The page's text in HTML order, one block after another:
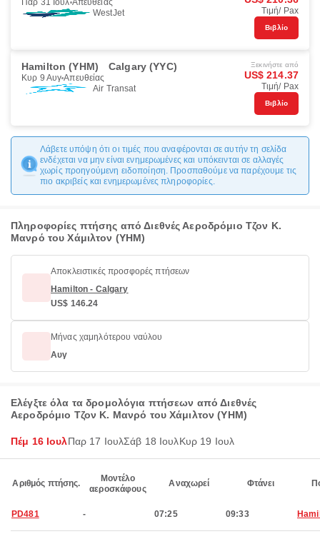
Παρ 31 Ιουλ Απευθείας
WestJet
Τιμή/ Pax
Βιβλίο
Hamilton (YHM) Calgary (YYC)
Κυρ 9 Αυγ Απευθείας
Air Transat
Ξεκινήστε από
US$ 214.37
Τιμή/ Pax
Βιβλίο
Λάβετε υπόψη ότι οι τιμές που αναφέρονται σε αυτήν τη σελίδα
ενδέχεται να μην είναι ενημερωμένες και υπόκεινται σε αλλαγές
χωρίς προηγούμενη ειδοποίηση. Προσπαθούμε να παρέχουμε τις
πιο ακριβείς και ενημερωμένες πληροφορίες.
Πληροφορίες πτήσης από Διεθνές Αεροδρόμιο Τζον Κ.
Μανρό του Χάμιλτον (YHM)
Αποκλειστικές προσφορές πτήσεων
Hamilton - Calgary
US$ 146.24
Μήνας χαμηλότερου ναύλου
Αυγ
Ελέγξτε όλα τα δρομολόγια πτήσεων από Διεθνές
Αεροδρόμιο Τζον Κ. Μανρό του Χάμιλτον (YHM)
Πέμ 16 ΙουλΠαρ 17 ΙουλΣάβ 18 ΙουλΚυρ 19 Ιουλ
Αριθμός πτήσης.
Μοντέλο
αεροσκάφους
Αναχωρεί Φτάνει
PD481 - 07:25 09:33